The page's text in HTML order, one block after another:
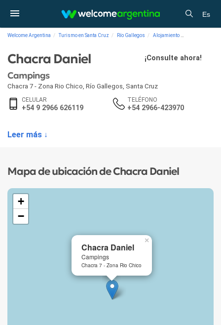
Es
Welcome Argentina Turismo en Santa Cruz Río Gallegos Alojamiento
¡Consulte ahora!
Chacra Daniel
Campings
Chacra 7 - Zona Rio Chico, Río Gallegos, Santa Cruz
CELULAR
+54 9 2966 626119
TELÉFONO
+54 2966-423970
Leer más ↓
Mapa de ubicación de Chacra Daniel
Chacra Daniel
Campings
Chacra 7 - Zona Rio Chico
×
+
−